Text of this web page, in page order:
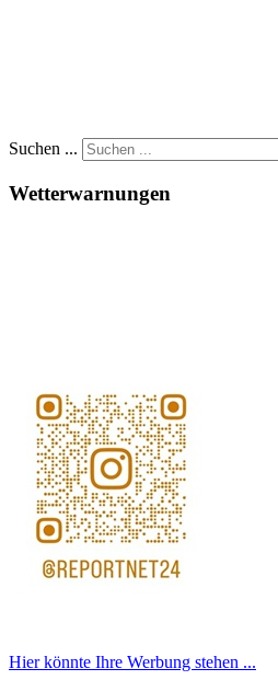
Suchen ...
Wetterwarnungen
Hier könnte Ihre Werbung stehen ...